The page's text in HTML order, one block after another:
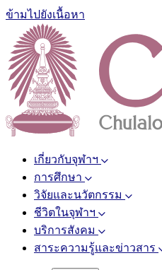
ข้ามไปยังเนื้อหา
เกี่ยวกับจุฬาฯ
การศึกษา
วิจัยและนวัตกรรม
ชีวิตในจุฬาฯ
บริการสังคม
สาระความรู้และข่าวสาร